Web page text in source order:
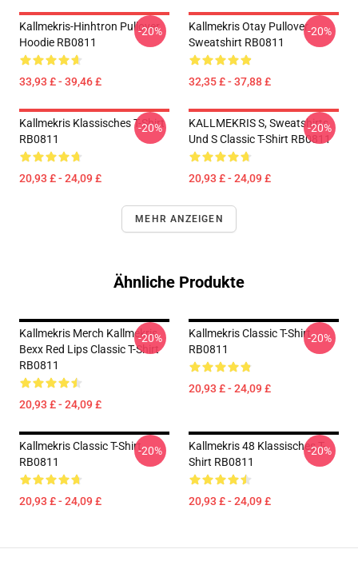
Kallmekris-Hinhtron Pullover
Hoodie RB0811
33,93 £ - 39,46 £
-20%
Kallmekris Otay Pullover
Sweatshirt RB0811
32,35 £ - 37,88 £
-20%
Kallmekris Klassisches T-Shirt
RB0811
20,93 £ - 24,09 £
-20%
KALLMEKRIS S, Sweatshirts
Und S Classic T-Shirt RB0811
20,93 £ - 24,09 £
-20%
MEHR ANZEIGEN
Ähnliche Produkte
Kallmekris Merch Kallmekris
Bexx Red Lips Classic T-Shirt
RB0811
20,93 £ - 24,09 £
-20%
Kallmekris Classic T-Shirt
RB0811
20,93 £ - 24,09 £
-20%
Kallmekris Classic T-Shirt
RB0811
20,93 £ - 24,09 £
-20%
Kallmekris 48 Klassisches T-
Shirt RB0811
20,93 £ - 24,09 £
-20%